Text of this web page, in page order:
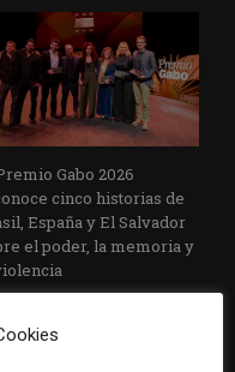
Gabo 2026
cinco historias de
España y El Salvador
el poder, la memoria y